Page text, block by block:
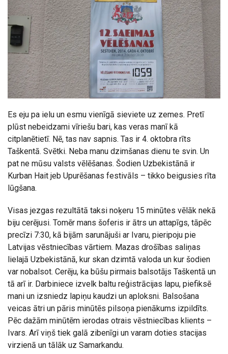
Es eju pa ielu un esmu vienīgā sieviete uz zemes. Pretī
plūst nebeidzami vīriešu bari, kas veras manī kā
citplanētietī. Nē, tas nav sapnis. Tas ir 4. oktobra rīts
Taškentā. Svētki. Neba manu dzimšanas dienu te svin. Un
pat ne mūsu valsts vēlēšanas. Šodien Uzbekistānā ir
Kurban Hait jeb Upurēšanas festivāls – tikko beigusies rīta
lūgšana.
Visas jezgas rezultātā taksi noķeru 15 minūtes vēlāk nekā
biju cerējusi. Tomēr mans šoferis ir ātrs un attapīgs, tāpēc
precīzi 7:30, kā bijām sarunājuši ar Ivaru, pieripoju pie
Latvijas vēstniecības vārtiem. Mazas drošības saliņas
lielajā Uzbekistānā, kur skan dzimtā valoda un kur šodien
var nobalsot. Cerēju, ka būšu pirmais balsotājs Taškentā un
tā arī ir. Darbiniece izvelk baltu reģistrācijas lapu, piefiksē
mani un izsniedz lapiņu kaudzi un aploksni. Balsošana
veicas ātri un pāris minūtēs pilsoņa pienākums izpildīts.
Pēc dažām minūtēm ierodas otrais vēstniecības klients –
Ivars. Arī viņš tiek galā zibenīgi un varam doties stacijas
virzienā un tālāk uz Samarkandu.